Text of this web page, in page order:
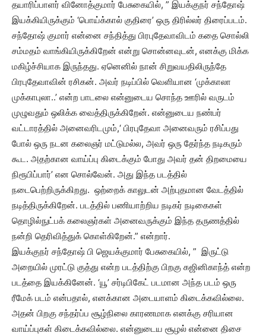
தயாரிப்பாளர் வினோத்குமார் பேசுகையில், ” இயக்குநர் சந்தோஷ்
இயக்கியிருக்கும் ‘பொய்க்கால் குதிரை’ ஒரு திரில்லர் திரைப்படம்.
சந்தோஷ் குமார் என்னை சந்தித்து பிரபுதேவாவிடம் கதை சொல்லி
சம்மதம் வாங்கியிருக்கிறேன் என்று சொன்னவுடன், எனக்கு மிக்க
மகிழ்ச்சியாக இருந்தது. ஏனெனில் நான் சிறுவயதிலிருந்தே
பிரபுதேவாவின் ரசிகன். அவர் நடிப்பில் வெளியான ‘முக்காலா
முக்காபுலா..’ என்ற பாடலை என்னுடைய சொந்த ஊரில் வருடம்
முழுவதும் ஒலிக்க வைத்திருக்கிறேன். என்னுடைய நண்பர்
வட்டாரத்தில் அனைவரிடமும்,‘ பிரபுதேவா அனைவரும் ரசிப்பது
போல் ஒரு நடன கலைஞர் மட்டுமல்ல, அவர் ஒரு தேர்ந்த நடிகரும்
கூட. அதற்கான வாய்ப்பு கிடைக்கும் போது அவர் தன் திறமையை
நிரூபிப்பார்’ என சொல்வேன். அது இந்த படத்தில்
நடைபெற்றிருக்கிறது. ஒற்றைக் காலுடன் அற்புதமான வேடத்தில்
நடித்திருக்கிறேன். படத்தில் பணியாற்றிய நடிகர் நடிகைகள்
தொழில்நுட்பக் கலைஞர்கள் அனைவருக்கும் இந்த தருணத்தில்
நன்றி தெரிவித்துக் கொள்கிறேன்.” என்றார்.
இயக்குநர் சந்தோஷ் பி ஜெயக்குமார் பேசுகையில், ” இருட்டு
அறையில் முரட்டு குத்து என்ற படத்திற்கு பிறகு கஜினிகாந்த் என்ற
படத்தை இயக்கினேன். ‘யூ’ சர்டிபிகேட் படமான அந்த படம் ஒரு
ரீமேக் படம் என்பதால், எனக்கான அடையாளம் கிடைக்கவில்லை.
அதன் பிறகு சந்தர்ப்ப சூழ்நிலை காரணமாக எனக்கு சரியான
வாய்ப்புகள் கிடைக்கவில்லை. என்னுடைய சூழல் என்னை திசை